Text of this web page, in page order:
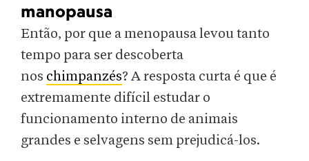
manopausa
Então, por que a menopausa levou tanto
tempo para ser descoberta
nos chimpanzés? A resposta curta é que é
extremamente difícil estudar o
funcionamento interno de animais
grandes e selvagens sem prejudicá-los.